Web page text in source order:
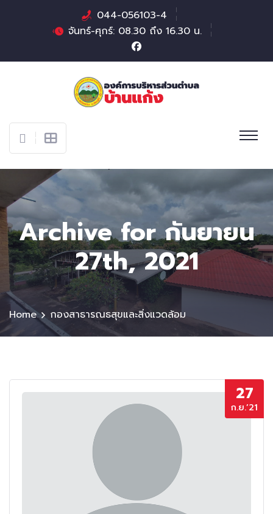
044-056103-4
จันทร์-ศุกร์: 08.30 ถึง 16.30 น.
Archive for กันยายน
27th, 2021
Home กองสาธารณธสุขและสิ่งแวดล้อม
27
ก.ย.’21